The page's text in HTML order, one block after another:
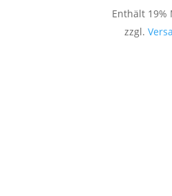
Enthält 19%
zzgl.